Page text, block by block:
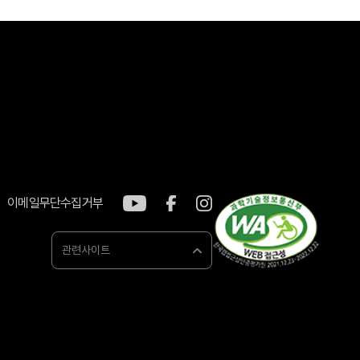
이메일무단수집거부
관련사이트